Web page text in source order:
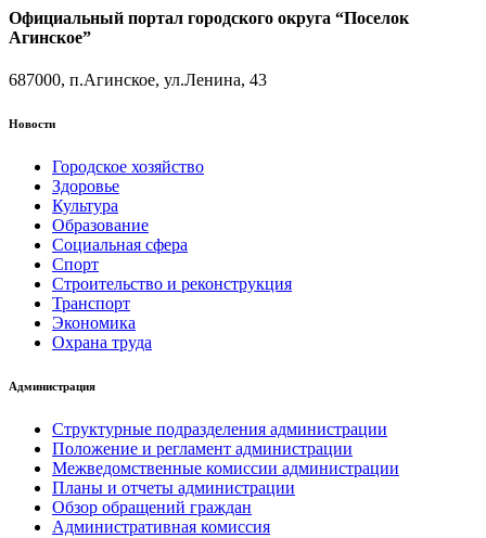
записям
Официальный портал городского округа “Поселок
Агинское”
687000, п.Агинское, ул.Ленина, 43
Новости
Городское хозяйство
Здоровье
Культура
Образование
Социальная сфера
Спорт
Строительство и реконструкция
Транспорт
Экономика
Охрана труда
Администрация
Структурные подразделения администрации
Положение и регламент администрации
Межведомственные комиссии администрации
Планы и отчеты администрации
Обзор обращений граждан
Административная комиссия